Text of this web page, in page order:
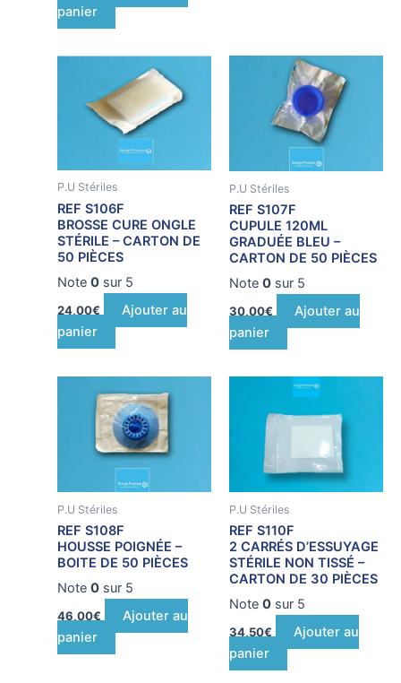
panier
P.U Stériles
REF S106F
BROSSE CURE ONGLE
STÉRILE – CARTON DE
50 PIÈCES
Note 0sur 5
24,00€
Ajouter au
panier
P.U Stériles
REF S107F
CUPULE 120ML
GRADUÉE BLEU –
CARTON DE 50 PIÈCES
Note 0sur 5
30,00€
Ajouter au
panier
P.U Stériles
REF S108F
HOUSSE POIGNÉE –
BOITE DE 50 PIÈCES
Note 0sur 5
46,00€
Ajouter au
panier
P.U Stériles
REF S110F
2 CARRÉS D’ESSUYAGE
STÉRILE NON TISSÉ –
CARTON DE 30 PIÈCES
Note 0sur 5
34,50€
Ajouter au
panier